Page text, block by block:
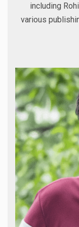
including
various